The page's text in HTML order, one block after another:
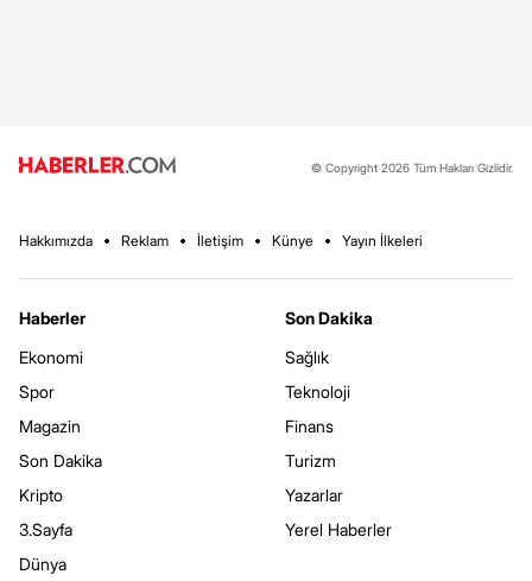
© Copyright 2026 Tüm Hakları Gizlidir.
Hakkımızda Reklam İletişim Künye Yayın İlkeleri
Haberler
Ekonomi
Spor
Magazin
Son Dakika
Kripto
3.Sayfa
Dünya
Son Dakika
Sağlık
Teknoloji
Finans
Turizm
Yazarlar
Yerel Haberler